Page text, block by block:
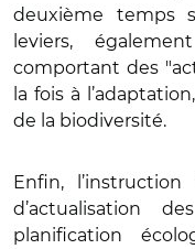
deuxième temps
leviers,
comportant des
la fois à
de la biodiversité.
Enfin,
d’actualisation
planification